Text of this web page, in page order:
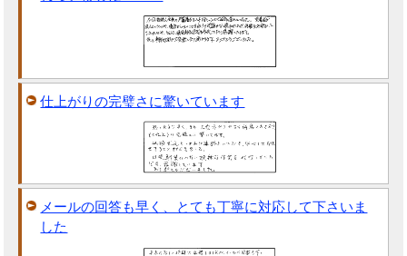
仕上がりの完璧さに驚いています
メールの回答も早く、とても丁寧に対応して下さいま
した